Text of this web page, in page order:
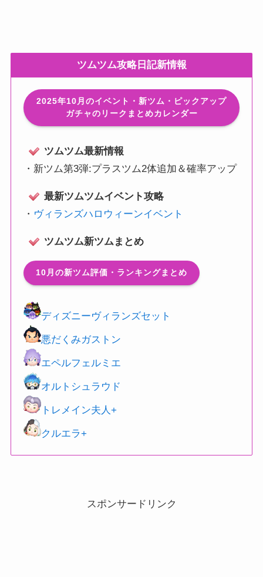
ツムツム攻略日記新情報
2025年10月のイベント・新ツム・ピックアップ
ガチャのリークまとめカレンダー
ツムツム最新情報
・ 新ツム第3弾:プラスツム2体追加＆確率アップ
最新ツムツムイベント攻略
・ ヴィランズハロウィーンイベント
ツムツム新ツムまとめ
10月の新ツム評価・ランキングまとめ
ディズニーヴィランズセット
悪だくみガストン
エペルフェルミエ
オルトシュラウド
トレメイン夫人+
クルエラ+
スポンサードリンク